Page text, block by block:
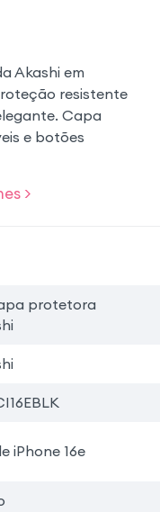
Akashi em
resistente
Capa
e botões
>
protetora
iPhone 16e